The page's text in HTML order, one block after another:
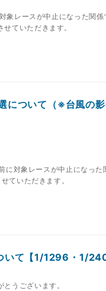
レースが中止になった関係
ていただきます。
について（※台風の
対象レースが中止になった
ていただきます。
いて【1/1296・1/
うございます。